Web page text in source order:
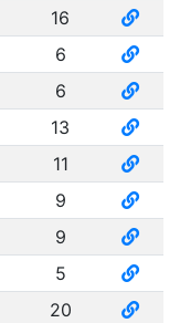
16
6
6
13
11
9
9
5
20